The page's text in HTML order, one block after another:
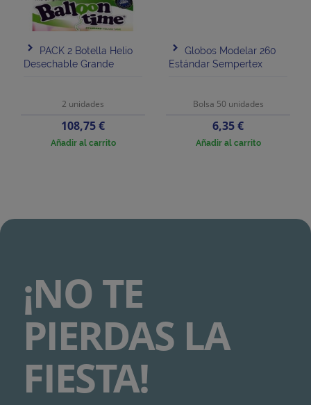
PACK 2 Botella Helio
Desechable Grande
2 unidades
Precio
108,75 €
Añadir al carrito
Globos Modelar 260
Estándar Sempertex
Bolsa 50 unidades
Precio
6,35 €
Añadir al carrito
¡NO TE
PIERDAS LA
FIESTA!